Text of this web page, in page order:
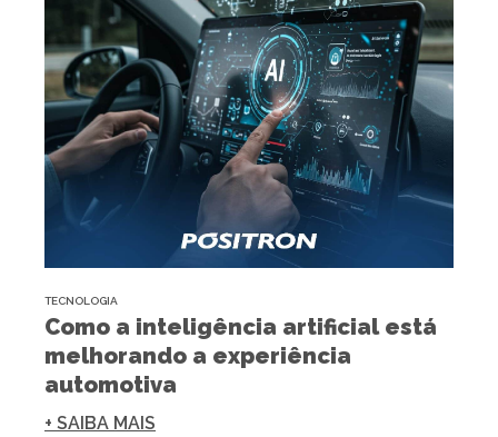
TECNOLOGIA
Como a inteligência artificial está
melhorando a experiência
automotiva
+ SAIBA MAIS